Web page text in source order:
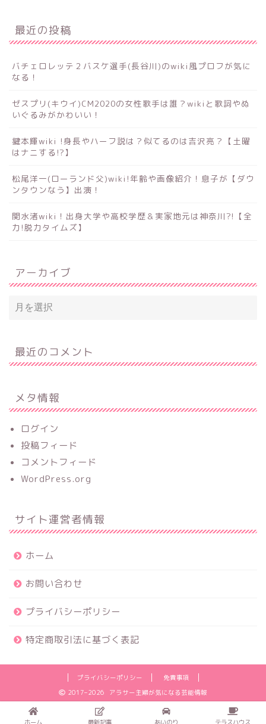
最近の投稿
バチェロレッテ２バスケ選手(長谷川)のwiki風プロフが気に
なる！
ゼスプリ(キウイ)CM2020の女性歌手は誰？wikiと歌詞やぬ
いぐるみがかわいい！
鍵本輝wiki !身長やハーフ説は？似てるのは吉沢亮？【土曜
はナニする!?】
松尾洋一(ローランド父)wiki!年齢や画像紹介！息子が【ダウ
ンタウンなう】出演！
関水渚wiki！出身大学や高校学歴＆実家地元は神奈川?!【全
力!脱力タイムズ】
アーカイブ
最近のコメント
メタ情報
ログイン
投稿フィード
コメントフィード
WordPress.org
サイト運営者情報
ホーム
お問い合わせ
プライバシーポリシー
特定商取引法に基づく表記
プライバシーポリシー
免責事項
2017–2026 アラサー主婦が気になる芸能情報
ホーム 最新記事 あいのり テラスハウス